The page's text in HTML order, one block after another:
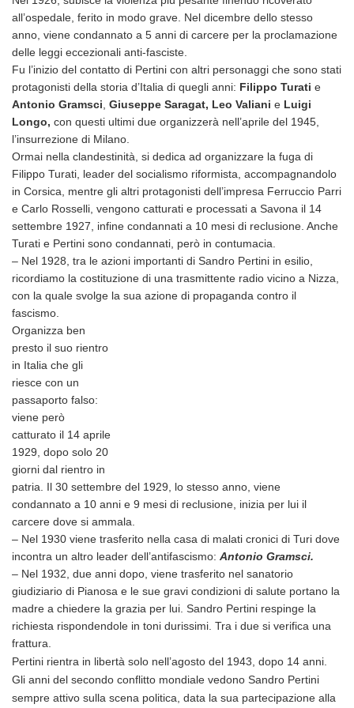
all’ospedale, ferito in modo grave. Nel dicembre dello stesso
anno, viene condannato a 5 anni di carcere per la proclamazione
delle leggi eccezionali anti-fasciste.
Fu l’inizio del contatto di Pertini con altri personaggi che sono stati
protagonisti della storia d’Italia di quegli anni: Filippo Turati e
Antonio Gramsci, Giuseppe Saragat, Leo Valiani e Luigi
Longo, con questi ultimi due organizzerà nell’aprile del 1945,
l’insurrezione di Milano.
Ormai nella clandestinità, si dedica ad organizzare la fuga di
Filippo Turati, leader del socialismo riformista, accompagnandolo
in Corsica, mentre gli altri protagonisti dell’impresa Ferruccio Parri
e Carlo Rosselli, vengono catturati e processati a Savona il 14
settembre 1927, infine condannati a 10 mesi di reclusione. Anche
Turati e Pertini sono condannati, però in contumacia.
– Nel 1928, tra le azioni importanti di Sandro Pertini in esilio,
ricordiamo la costituzione di una trasmittente radio vicino a Nizza,
con la quale svolge la sua azione di propaganda contro il
fascismo.
Organizza ben
presto il suo rientro
in Italia che gli
riesce con un
passaporto falso:
viene però
catturato il 14 aprile
1929, dopo solo 20
giorni dal rientro in
patria. Il 30 settembre del 1929, lo stesso anno, viene
condannato a 10 anni e 9 mesi di reclusione, inizia per lui il
carcere dove si ammala.
– Nel 1930 viene trasferito nella casa di malati cronici di Turi dove
incontra un altro leader dell’antifascismo: Antonio Gramsci.
– Nel 1932, due anni dopo, viene trasferito nel sanatorio
giudiziario di Pianosa e le sue gravi condizioni di salute portano la
madre a chiedere la grazia per lui. Sandro Pertini respinge la
richiesta rispondendole in toni durissimi. Tra i due si verifica una
frattura.
Pertini rientra in libertà solo nell’agosto del 1943, dopo 14 anni.
Gli anni del secondo conflitto mondiale vedono Sandro Pertini
sempre attivo sulla scena politica, data la sua partecipazione alla